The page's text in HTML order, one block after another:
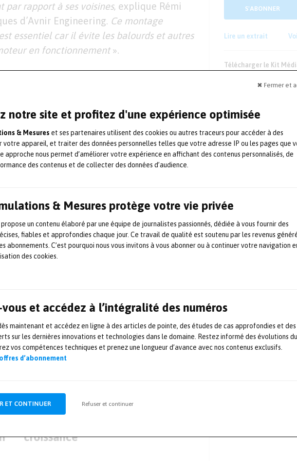
✖ Fermer et
notre site et profitez d'une expérience optimisée
& Mesures et ses partenaires utilisent des cookies ou autres traceurs pour accéder à des
votre appareil, et traiter des données personnelles telles que votre adresse IP ou les pages que
approche nous permet d’améliorer votre expérience en affichant des contenus personnalisés, de
des contenus et de collecter des données d’audience.
& Mesures protège votre vie privée
un contenu élaboré par une équipe de journalistes passionnés, dédiée à vous fournir des
fiables et approfondies chaque jour. Ce travail de qualité est soutenu par les revenus
abonnements. C’est pourquoi nous vous invitons à vous abonner ou à continuer votre navigation
des cookies.
et accédez à l’intégralité des numéros
maintenant et accédez en ligne à des articles de pointe, des études de cas approfondies et des
sur les dernières innovations et technologies dans le domaine. Restez informé des évolutions du
vos compétences techniques et prenez une longueur d’avance avec nos contenus exclusifs.
d’abonnement
ET CONTINUER Refuser et continuer
rapport à ses voisines, explique Rémi
d’Avnir Engineering. Ce montage
essentiel car il évite les balourds et autres
en fonctionnement».
les termes inertiels, soit la matrice
Le but de ce banc est de pouvoir
du centre d’inertie de chaque aube
de pouvoir faciliter l’appairage des
au banc est une aube de réacteur, de
étude servira de base au
automatisé plus performant et plus
complément à la mesure d’inertie, un
l’objet étudié.
Ideal Networks change de
croissance
S'ABONNER
Lire un extrait
Télécharger le Kit
Ne ratez
Tous les 15 jours,
l'essentiel de l'actualité
boite mail
VOUS HÉSITEZ À
Consultez les
TÉLÉCHARGER